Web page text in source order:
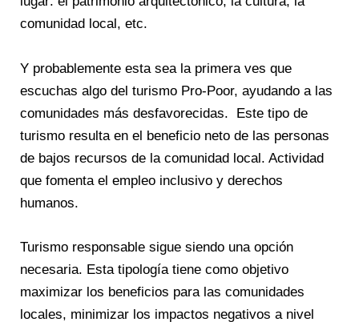
comunidad local, etc.
Y probablemente esta sea la primera ves que
escuchas algo del turismo Pro-Poor, ayudando a las
comunidades más desfavorecidas. Este tipo de
turismo resulta en el beneficio neto de las personas
de bajos recursos de la comunidad local. Actividad
que fomenta el empleo inclusivo y derechos
humanos.
Turismo responsable sigue siendo una opción
necesaria. Esta tipología tiene como objetivo
maximizar los beneficios para las comunidades
locales, minimizar los impactos negativos a nivel